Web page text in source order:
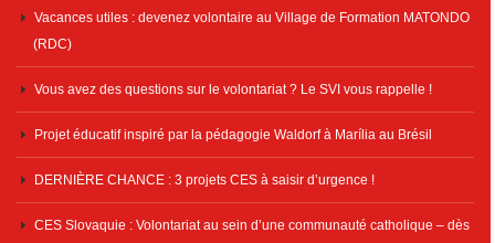
Vacances utiles : devenez volontaire au Village de Formation MATONDO
(RDC)
Vous avez des questions sur le volontariat ? Le SVI vous rappelle !
Projet éducatif inspiré par la pédagogie Waldorf à Marília au Brésil
DERNIÈRE CHANCE : 3 projets CES à saisir d’urgence !
CES Slovaquie : Volontariat au sein d’une communauté catholique – dès